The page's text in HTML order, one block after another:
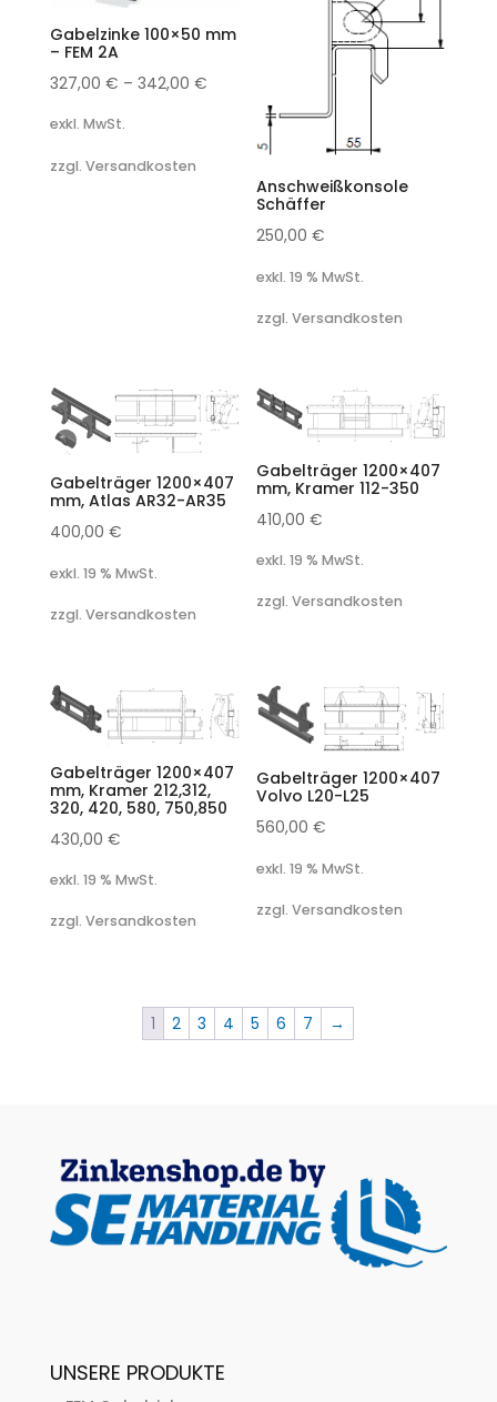
Gabelzinke 100×50 mm
– FEM 2A
327,00 € – 342,00 €
exkl. MwSt.
zzgl. Versandkosten
Anschweißkonsole
Schäffer
250,00€
exkl. 19 % MwSt.
zzgl. Versandkosten
Gabelträger 1200×407
mm, Atlas AR32-AR35
400,00 €
exkl. 19 % MwSt.
zzgl. Versandkosten
Gabelträger 1200×407
mm, Kramer 112-350
410,00€
exkl. 19 % MwSt.
zzgl. Versandkosten
Gabelträger 1200×407
mm, Kramer 212,312,
320, 420, 580, 750,850
430,00 €
exkl. 19 % MwSt.
zzgl. Versandkosten
Gabelträger 1200×407
Volvo L20-L25
560,00€
exkl. 19 % MwSt.
zzgl. Versandkosten
1 2 3 4 5 6 7 →
UNSERE PRODUKTE